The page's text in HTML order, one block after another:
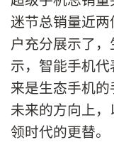
迷节总销量近
户充分展示了
示，智能手机
来是生态手机
未来的方向上
领时代的更替。